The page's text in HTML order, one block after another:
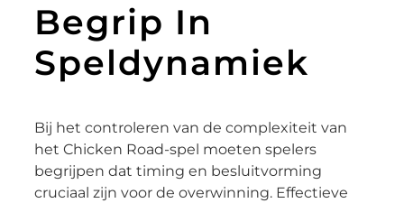
Begrip In
Speldynamiek
Bij het controleren van de complexiteit van
het Chicken Road-spel moeten spelers
begrijpen dat timing en besluitvorming
cruciaal zijn voor de overwinning. Effectieve